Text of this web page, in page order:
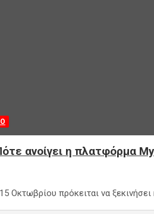
ανοίγει η πλατφόρμα
Οκτωβρίου πρόκειται να